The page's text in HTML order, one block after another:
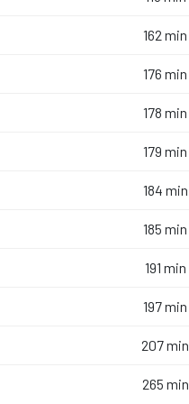
162 min
176 min
178 min
179 min
184 min
185 min
191 min
197 min
207 min
265 min